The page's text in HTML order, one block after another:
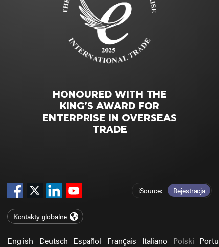
HONOURED WITH THE
KING’S AWARD FOR
ENTERPRISE IN OVERSEAS
TRADE
iSource Rejestracja
Kontakty globalne
English Deutsch Español Français Italiano Polski